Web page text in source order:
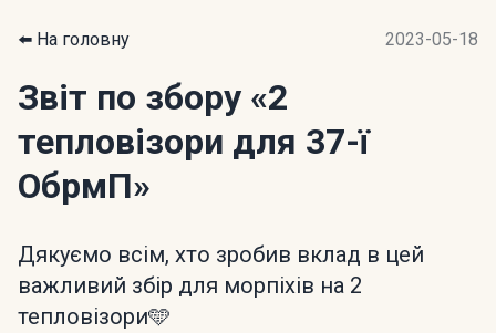
⬅️ На головну 2023-05-18
Звіт по збору «2
тепловізори для 37-ї
ОбрмП»
Дякуємо всім, хто зробив вклад в цей
важливий збір для морпіхів на 2
тепловізори🩵